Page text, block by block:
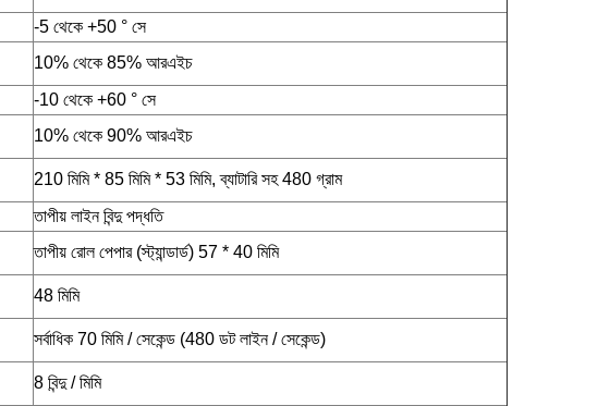
-5 থেকে +50 ° সে
10% থেকে 85% আরএইচ
-10 থেকে +60 ° সে
10% থেকে 90% আরএইচ
210 মিমি * 85 মিমি * 53 মিমি, ব্যাটারি সহ 480 গ্রাম
তাপীয় লাইন বিন্দু পদ্ধতি
তাপীয় রোল পেপার (স্ট্যান্ডার্ড) 57 * 40 মিমি
48 মিমি
সর্বাধিক 70 মিমি / সেকেন্ড (480 ডট লাইন / সেকেন্ড)
8 বিন্দু / মিমি